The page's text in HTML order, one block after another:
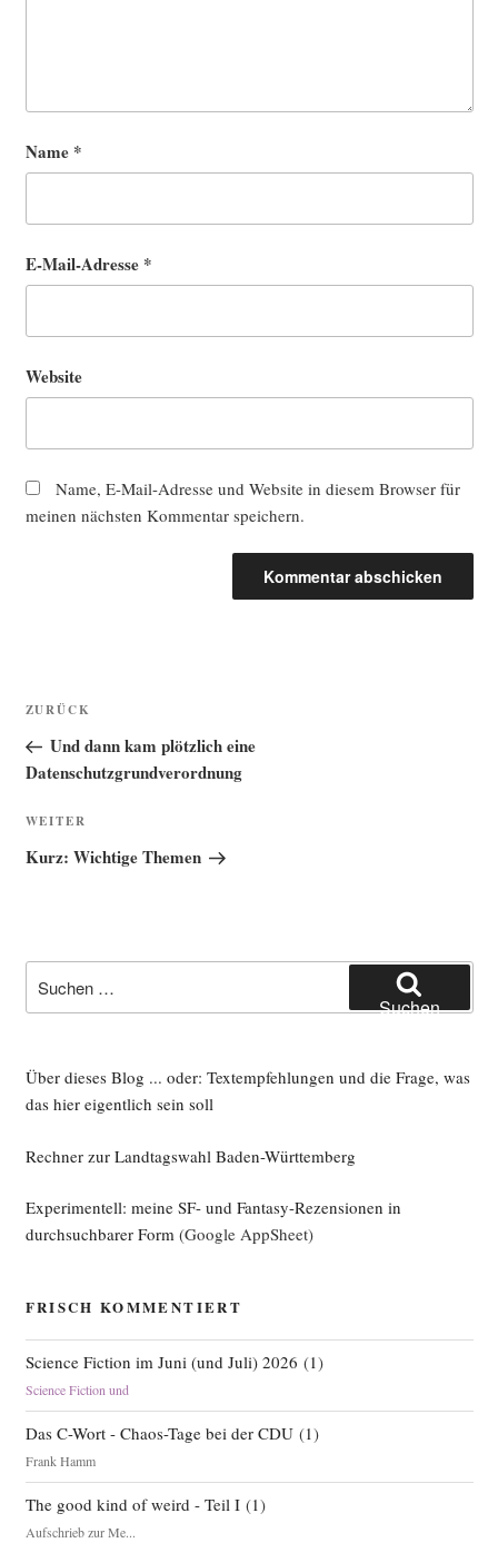
Name *
E-Mail-Adresse *
Website
Name, E-Mail-Adresse und Website in diesem Browser für
meinen nächsten Kommentar speichern.
Beitragsnavigation
Vorheriger
Beitrag
ZURÜCK
Und dann kam plötzlich eine
Datenschutzgrundverordnung
Nächster
Beitrag
WEITER
Kurz: Wichtige Themen
nach:
Suchen
Über dieses Blog ... oder: Textempfehlungen und die Frage, was
das hier eigentlich sein soll
Rechner zur Landtagswahl Baden-Württemberg
Experimentell: meine SF- und Fantasy-Rezensionen in
durchsuchbarer Form(Google AppSheet)
FRISCH KOMMENTIERT
Science Fiction im Juni (und Juli) 2026 (1)
Science Fiction und
Das C-Wort - Chaos-Tage bei der CDU(1)
Frank Hamm
The good kind of weird - Teil I(1)
Aufschrieb zur Me...